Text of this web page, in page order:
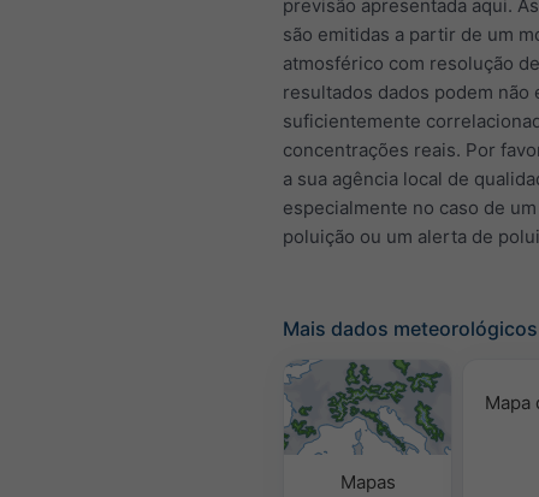
previsão apresentada aqui.
são emitidas a partir de um
atmosférico com resolução
resultados dados podem não
suficientemente
concentrações reais. Por
a sua agência local de
especialmente no caso de
poluição ou um alerta de
Mais dados meteorológicos
Mapas
Mapa